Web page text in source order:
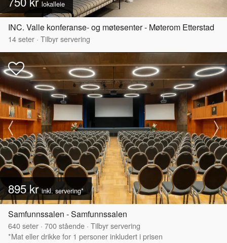
lokalleie
INC. Valle konferanse- og møtesenter - Møterom Etterstad
14seter · Tilbyr servering
895 krinkl. servering*
Samfunnssalen - Samfunnssalen
640seter · 700stående · Tilbyr servering
*Mat eller drikke for 1 personer inkludert i prisen